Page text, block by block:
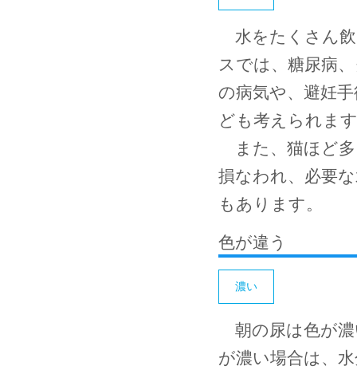
水をたくさん飲
スでは、糖尿病
の病気や、避妊
ども考えられま
また、猫ほど多
損なわれ、必要
もあります。
色が違う
濃い
朝の尿は色が濃
が濃い場合は、